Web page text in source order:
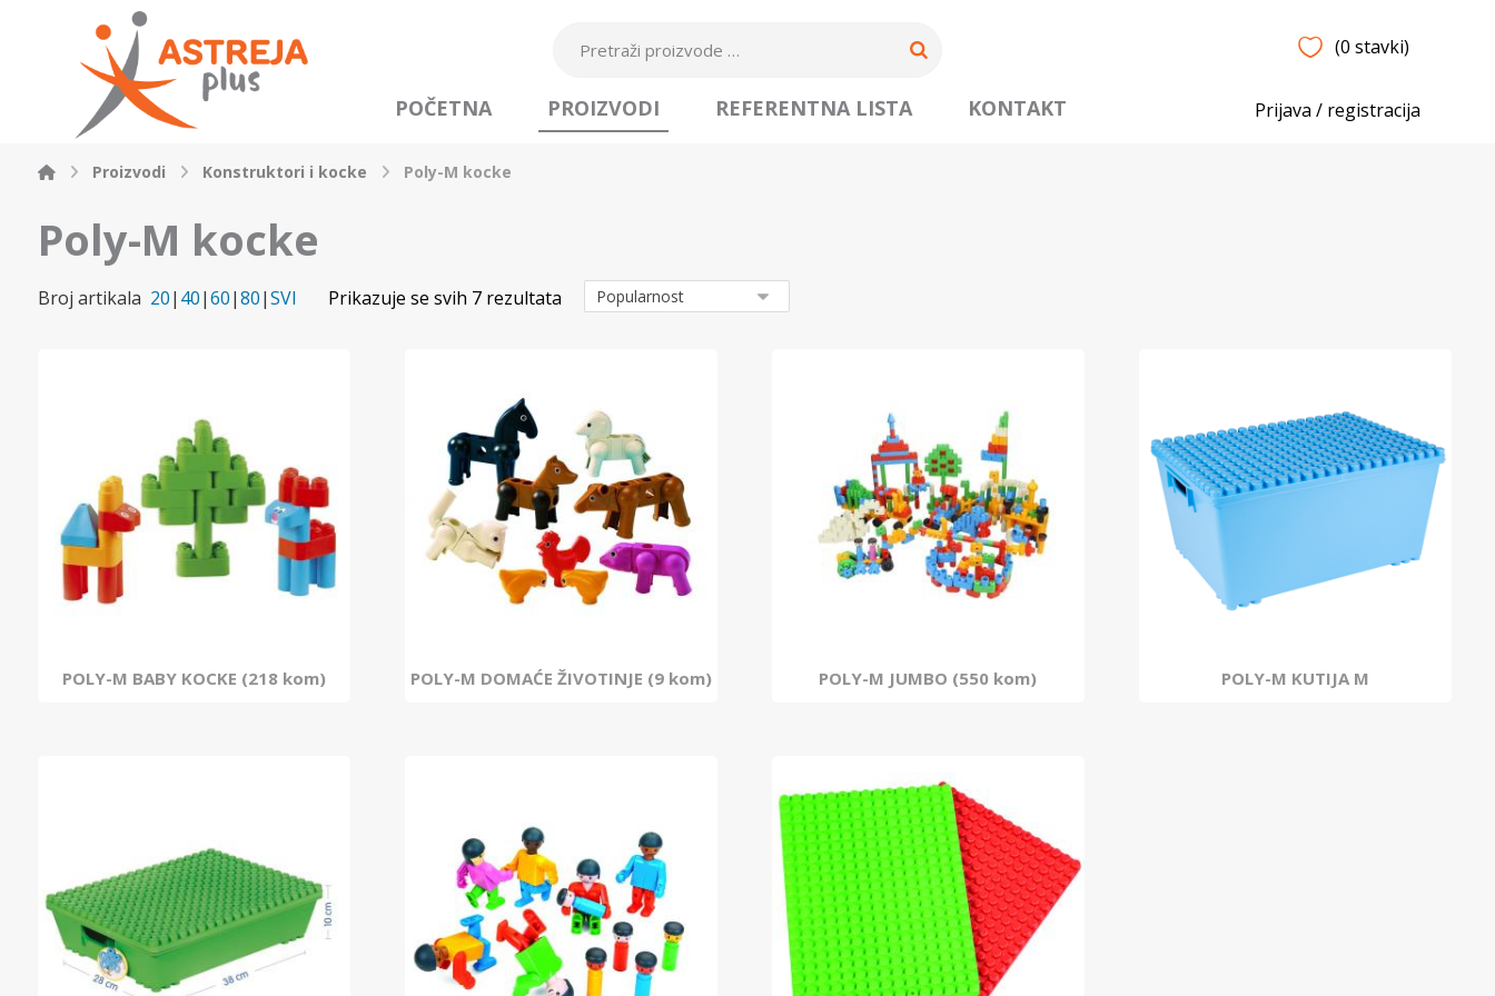
(0 stavki)
Prijava / registracija
POČETNA PROIZVODI REFERENTNA LISTA KONTAKT
Proizvodi Konstruktori i kocke Poly-M kocke
Poly-M kocke
Broj artikala 20| 40|60|80|SVI Prikazuje se svih 7 rezultata
POLY-M BABY KOCKE (218 kom) POLY-M DOMAĆE ŽIVOTINJE (9 kom) POLY-M JUMBO (550 kom) POLY-M KUTIJA M